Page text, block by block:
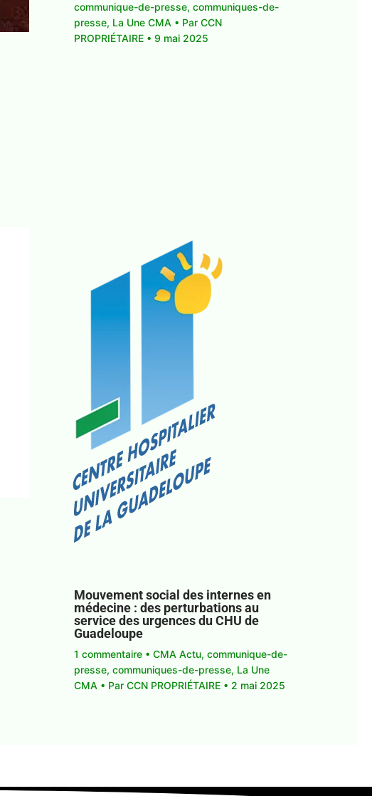
communique-de-presse, communiques-de-
presse, La Une CMA • Par CCN
PROPRIÉTAIRE • 9 mai 2025
Mouvement social des internes en
médecine : des perturbations au
service des urgences du CHU de
Guadeloupe
1 commentaire • CMA Actu, communique-de-
presse, communiques-de-presse, La Une
CMA • Par CCN PROPRIÉTAIRE • 2 mai 2025